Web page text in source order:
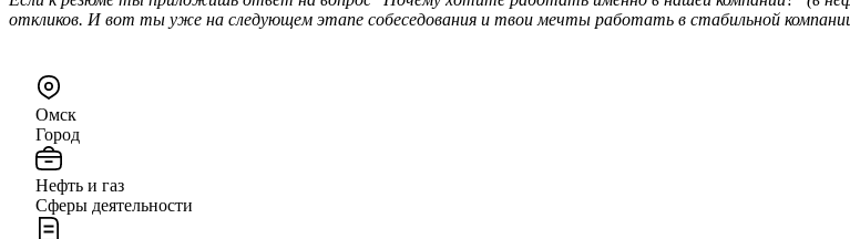
откликов. И вот ты уже на следующем этапе собеседования и твои мечты работать в стабильной
Омск
Город
Нефть и газ
Сферы деятельности